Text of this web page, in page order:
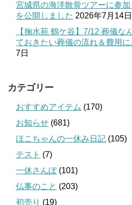
宮城県の海洋散骨ツアーに参
を公開しました 2026年7月14日
【掬水苑 鶴ケ谷】7/12 葬儀な
ておきたい葬儀の流れ＆費用
7日
カテゴリー
おすすめアイテム (170)
お知らせ (681)
ほこちゃんの一休み日記 (105)
テスト (7)
一休さんぽ(101)
仏事のこと (203)
初売り (19)